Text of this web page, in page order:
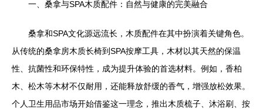
一、桑拿与SPA木质配件：自然与健康的完美融合
桑拿和SPA文化源远流长，木质配件在其中扮演着关键角色。
从传统的桑拿房木质长椅到SPA按摩工具，木材以其天然的保温
性、抗菌性和环保特性，成为提升体验的首选材料。例如，香柏
木、松木等木材不仅耐用，还能释放舒缓的香气，增强放松效果。
个人卫生用品市场开始借鉴这一理念，推出木质梳子、沐浴刷、按